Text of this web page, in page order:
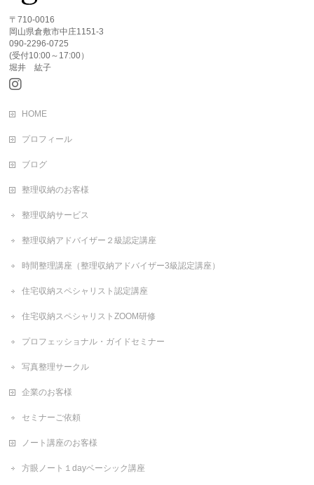
〒710-0016
岡山県倉敷市中庄1151-3
090-2296-0725
(受付10:00～17:00）
堀井 紘子
HOME
プロフィール
ブログ
整理収納のお客様
整理収納サービス
整理収納アドバイザー２級認定講座
時間整理講座（整理収納アドバイザー3級認定講座）
住宅収納スペシャリスト認定講座
住宅収納スペシャリストZOOM研修
プロフェッショナル・ガイドセミナー
写真整理サークル
企業のお客様
セミナーご依頼
ノート講座のお客様
方眼ノート１dayベーシック講座